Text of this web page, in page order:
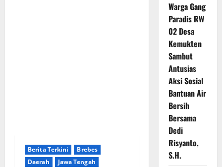
Berita Terkini
Brebes
Daerah
Jawa Tengah
Warga Gang
Paradis RW
02 Desa
Kemukten
Sambut
Antusias
Aksi Sosial
Bantuan Air
Bersih
Bersama
Dedi
Risyanto,
S.H.